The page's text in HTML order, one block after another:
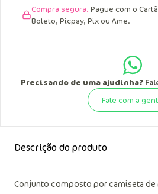
Compra segura. Pague com o
Boleto, Picpay, Pix ou Ame.
Precisando de uma ajudinha?
Fale com a
Descrição do produto
Conjunto composto por camiseta de